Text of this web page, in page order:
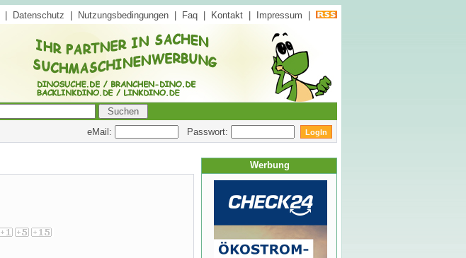
Datenschutz Nutzungsbedingungen Faq Kontakt Impressum
eMail: Passwort:
Werbung